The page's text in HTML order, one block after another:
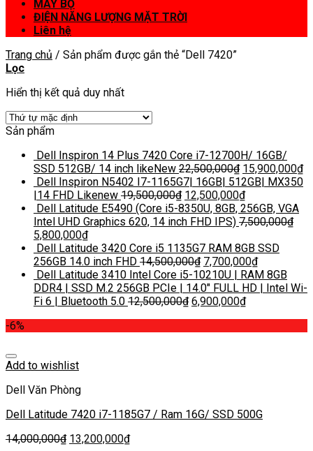
MÁY BỘ
ĐIỆN NĂNG LƯỢNG MẶT TRỜI
Liên hệ
Trang chủ / Sản phẩm được gắn thẻ “Dell 7420”
Lọc
Hiển thị kết quả duy nhất
Sản phẩm
Dell Inspiron 14 Plus 7420 Core i7-12700H/ 16GB/
SSD 512GB/ 14 inch likeNew 22,500,000₫ 15,900,000₫
Dell Inspiron N5402 I7-1165G7| 16GB| 512GB| MX350
|14 FHD Likenew 19,500,000₫ 12,500,000₫
Dell Latitude E5490 (Core i5-8350U, 8GB, 256GB, VGA
Intel UHD Graphics 620, 14 inch FHD IPS) 7,500,000₫
5,800,000₫
Dell Latitude 3420 Core i5 1135G7 RAM 8GB SSD
256GB 14.0 inch FHD 14,500,000₫ 7,700,000₫
Dell Latitude 3410 Intel Core i5-10210U | RAM 8GB
DDR4 | SSD M.2 256GB PCIe | 14.0″ FULL HD | Intel Wi-
Fi 6 | Bluetooth 5.0 12,500,000₫ 6,900,000₫
-6%
Add to wishlist
Dell Văn Phòng
Dell Latitude 7420 i7-1185G7 / Ram 16G/ SSD 500G
14,000,000₫ 13,200,000₫